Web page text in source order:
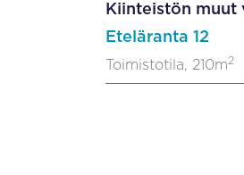
Kiinteistön muut
Eteläranta 12
Toimistotila, 210m2